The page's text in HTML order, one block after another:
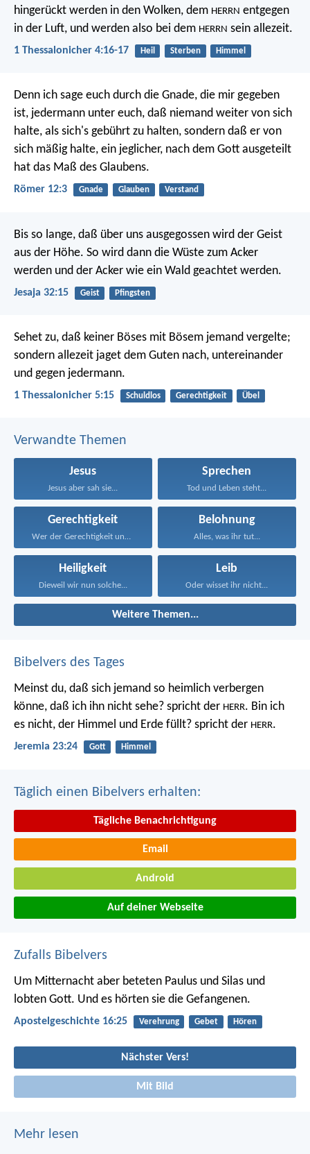
hingerückt werden in den Wolken, dem HERRN entgegen
in der Luft, und werden also bei dem HERRN sein allezeit.
1 Thessalonicher 4:16-17 Heil Sterben Himmel
Denn ich sage euch durch die Gnade, die mir gegeben
ist, jedermann unter euch, daß niemand weiter von sich
halte, als sich's gebührt zu halten, sondern daß er von
sich mäßig halte, ein jeglicher, nach dem Gott ausgeteilt
hat das Maß des Glaubens.
Römer 12:3 Gnade Glauben Verstand
Bis so lange, daß über uns ausgegossen wird der Geist
aus der Höhe. So wird dann die Wüste zum Acker
werden und der Acker wie ein Wald geachtet werden.
Jesaja 32:15 Geist Pfingsten
Sehet zu, daß keiner Böses mit Bösem jemand vergelte;
sondern allezeit jaget dem Guten nach, untereinander
und gegen jedermann.
1 Thessalonicher 5:15 Schuldlos Gerechtigkeit Übel
Verwandte Themen
Jesus
Jesus aber sah sie...
Sprechen
Tod und Leben steht...
Gerechtigkeit
Wer der Gerechtigkeit und...
Belohnung
Alles, was ihr tut...
Heiligkeit
Dieweil wir nun solche...
Leib
Oder wisset ihr nicht...
Weitere Themen...
Bibelvers des Tages
Meinst du, daß sich jemand so heimlich verbergen
könne, daß ich ihn nicht sehe? spricht der HERR. Bin ich
es nicht, der Himmel und Erde füllt? spricht der HERR.
Jeremia 23:24 Gott Himmel
Täglich einen Bibelvers erhalten:
Tägliche Benachrichtigung
Email
Android
Auf deiner Webseite
Zufalls Bibelvers
Um Mitternacht aber beteten Paulus und Silas und
lobten Gott. Und es hörten sie die Gefangenen.
Apostelgeschichte 16:25 Verehrung Gebet Hören
Nächster Vers!
Mit Bild
Mehr lesen